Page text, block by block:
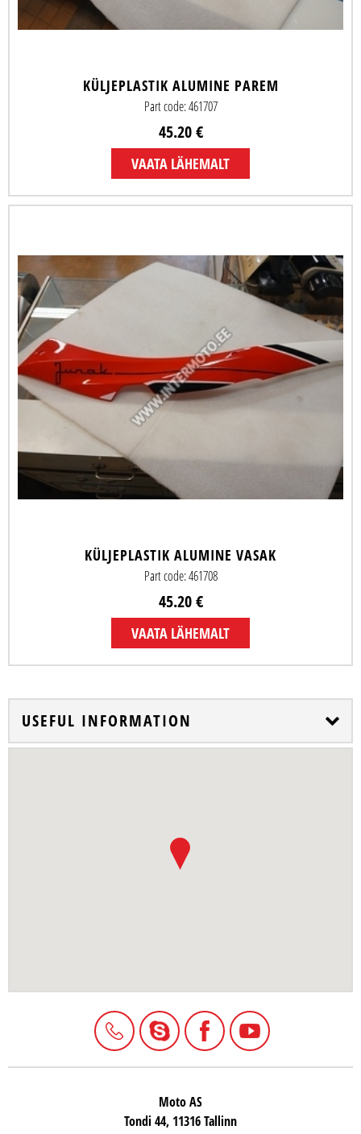
KÜLJEPLASTIK ALUMINE PAREM
Part code: 461707
45.20 €
VAATA LÄHEMALT
KÜLJEPLASTIK ALUMINE VASAK
Part code: 461708
45.20 €
VAATA LÄHEMALT
USEFUL INFORMATION
Moto AS
Tondi 44, 11316 Tallinn